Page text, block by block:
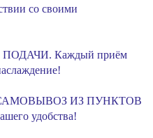
со своими
Каждый приём
ИЗ ПУНКТОВ
удобства!